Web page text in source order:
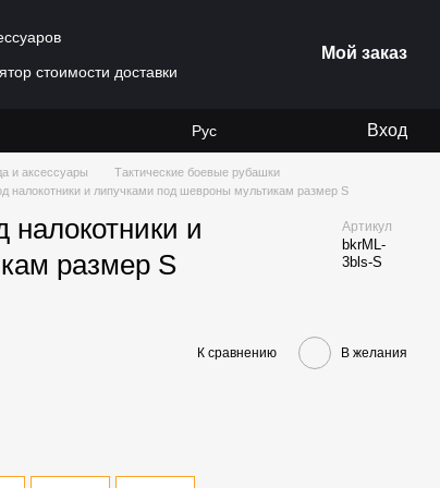
стоимости доставки
Мой заказ
Рус Вход
и аксессуары
Тактические боевые рубашки
налокотники и липучками под шевроны мультикам размер S
и
размер S
Артикул
bkrML-
3bls-S
К сравнению В желания